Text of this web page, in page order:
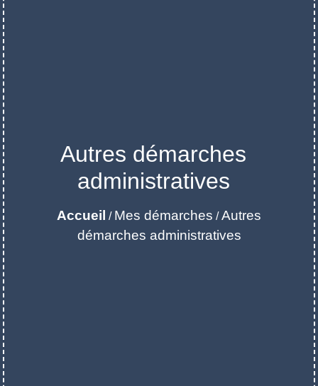
Autres démarches
administratives
Accueil / Mes démarches /Autres
démarches administratives